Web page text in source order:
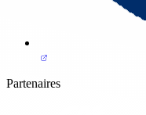
Partenaires